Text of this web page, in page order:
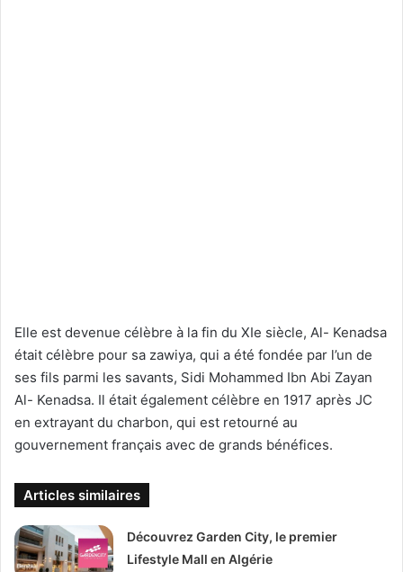
Elle est devenue célèbre à la fin du XIe siècle, Al- Kenadsa
était célèbre pour sa zawiya, qui a été fondée par l’un de
ses fils parmi les savants, Sidi Mohammed Ibn Abi Zayan
Al- Kenadsa. Il était également célèbre en 1917 après JC
en extrayant du charbon, qui est retourné au
gouvernement français avec de grands bénéfices.
Articles similaires
Découvrez Garden City, le premier
Lifestyle Mall en Algérie